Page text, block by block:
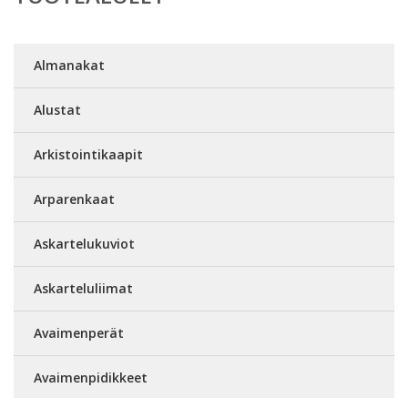
Almanakat
Alustat
Arkistointikaapit
Arparenkaat
Askartelukuviot
Askarteluliimat
Avaimenperät
Avaimenpidikkeet